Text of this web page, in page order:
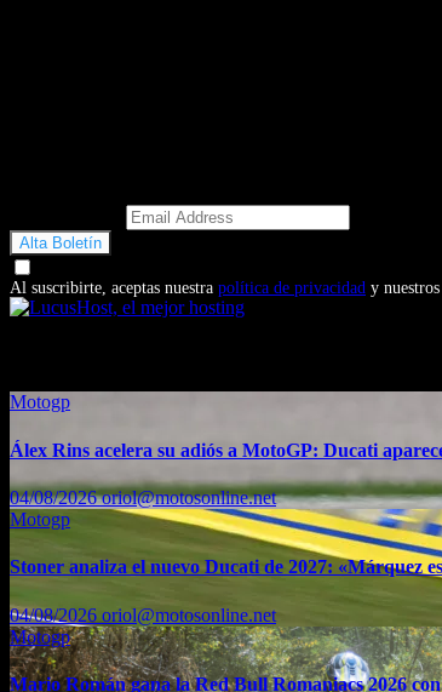
Al suscribirte, aceptas nuestra política de privacidad y nuestros
Motogp
Álex Rins acelera su adiós a MotoGP: Ducati
04/08/2026oriol@motosonline.net
Motogp
Stoner analiza el nuevo Ducati de 2027: «Márquez
04/08/2026 oriol@motosonline.net
Motogp
Mario Román gana la Red Bull Romaniacs 2026